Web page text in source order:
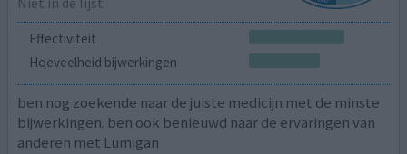
Effectiviteit
Hoeveelheid bijwerkingen
ben nog zoekende naar de juiste medicijn met de minste
bijwerkingen. ben ook benieuwd naar de ervaringen van
anderen met Lumigan